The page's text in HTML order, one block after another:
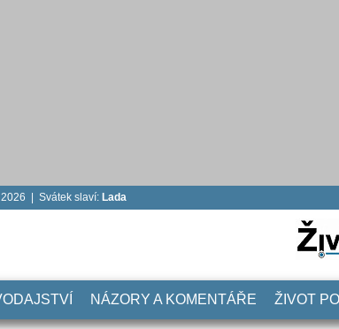
| Svátek slaví: Lada
NÁZORY A KOMENTÁŘE ŽIVOT